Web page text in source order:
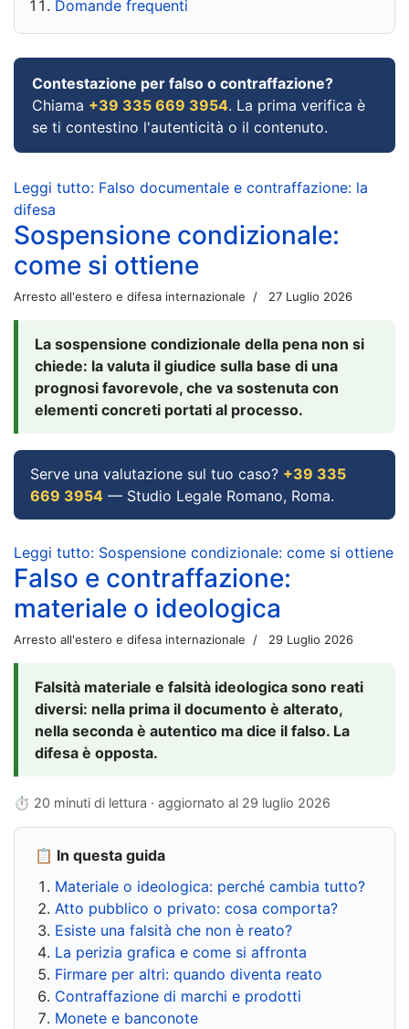
Domande frequenti
Contestazione per falso o contraffazione?
Chiama +39 335 669 3954. La prima verifica è
se ti contestino l'autenticità o il contenuto.
Leggi tutto: Falso documentale e contraffazione: la
difesa
Sospensione condizionale:
come si ottiene
Arresto all'estero e difesa internazionale 27 Luglio 2026
La sospensione condizionale della pena non si
chiede: la valuta il giudice sulla base di una
prognosi favorevole, che va sostenuta con
elementi concreti portati al processo.
Serve una valutazione sul tuo caso? +39 335
669 3954 — Studio Legale Romano, Roma.
Leggi tutto: Sospensione condizionale: come si ottiene
Falso e contraffazione:
materiale o ideologica
Arresto all'estero e difesa internazionale 29 Luglio 2026
Falsità materiale e falsità ideologica sono reati
diversi: nella prima il documento è alterato,
nella seconda è autentico ma dice il falso. La
difesa è opposta.
⏱ 20 minuti di lettura · aggiornato al 29 luglio 2026
📋 In questa guida
Materiale o ideologica: perché cambia tutto?
Atto pubblico o privato: cosa comporta?
Esiste una falsità che non è reato?
La perizia grafica e come si affronta
Firmare per altri: quando diventa reato
Contraffazione di marchi e prodotti
Monete e banconote